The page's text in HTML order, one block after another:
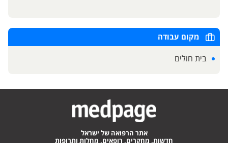
מקום עבודה
בית חולים
אתר הרפואה של ישראל
חדשות, מחקרים, רופאים, מחלות ותרופות